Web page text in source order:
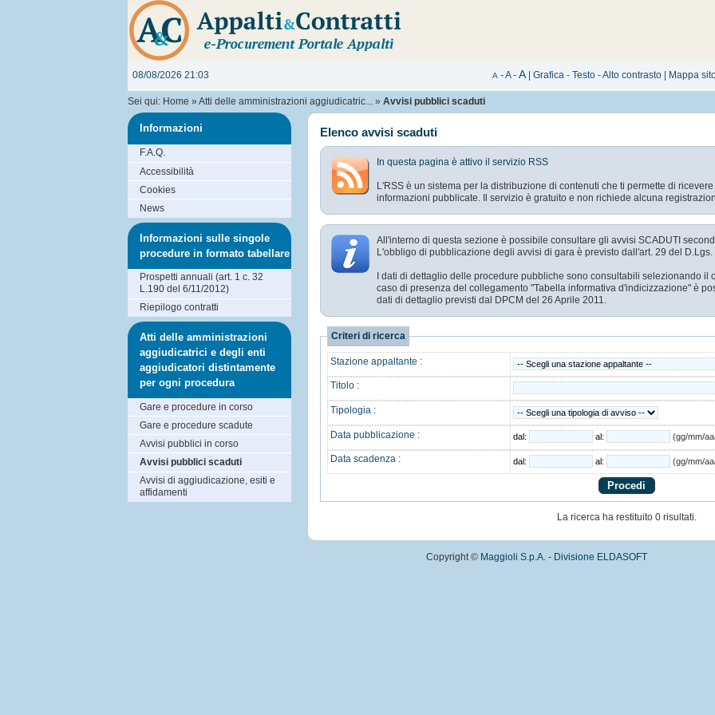
08/08/2026 21:03 A -A - A Grafica - Testo -Alto contrasto Mappa
Sei qui: Home » Atti delle amministrazioni aggiudicatric... » Avvisi pubblici scaduti
Elenco avvisi scaduti
In questa pagina è attivo il servizio RSS
L'RSS è un sistema per la distribuzione di contenuti che ti permette di
informazioni pubblicate. Il servizio è gratuito e non richiede alcuna
All'interno di questa sezione è possibile consultare gli avvisiSCADUTI
L'obbligo di pubblicazione degli avvisi di gara è previsto dall'art. 29 del D.Lgs.
I dati di dettaglio delle procedure pubbliche sono consultabili selezionando il
caso di presenza del collegamento "Tabella informativa d'indicizzazione" è
dati di dettaglio previsti dal DPCM del 26 Aprile 2011.
Criteri di ricerca
Stazione appaltante :
Titolo :
Tipologia :
Data pubblicazione : dal: al: (gg/mm/
Data scadenza : dal: al: (gg/mm/
La ricerca ha restituito 0 risultati.
Informazioni
F.A.Q.
Accessibilità
Cookies
News
Informazioni sulle singole
procedure in formato tabellare
Prospetti annuali (art. 1 c. 32
L.190 del 6/11/2012)
Riepilogo contratti
Atti delle amministrazioni
aggiudicatrici e degli enti
aggiudicatori distintamente
per ogni procedura
Gare e procedure in corso
Gare e procedure scadute
Avvisi pubblici in corso
Avvisi pubblici scaduti
Avvisi di aggiudicazione, esiti e
affidamenti
Copyright © Maggioli S.p.A. - Divisione ELDASOFT